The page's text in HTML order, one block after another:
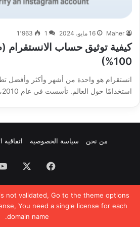
not validated, Go to the theme options
You need a single license for each
domain name.
Maher 16 مايو، 2024 1 1٬963
كيفية توثيق حساب
100%)
انستقرام هو واحدة من أشهر وأكثر وأفضل
استخدامًا حول العالم. تأسست في عام 2010، واشتهرت بسرعة كبيرة…
من نحن سياسة الخصوصية اتفاقية
فيسبوك